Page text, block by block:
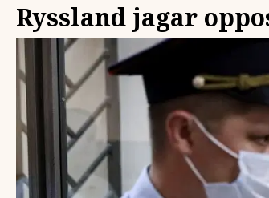
Ryssland jagar